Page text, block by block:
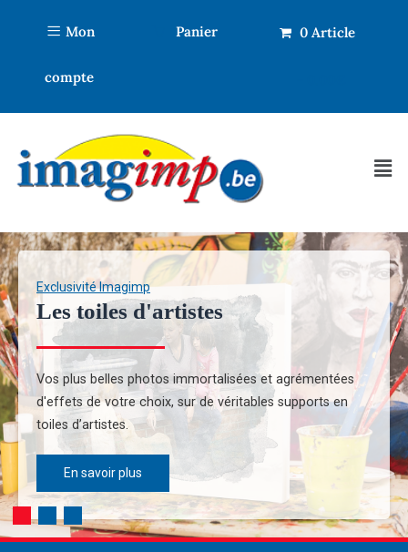
Mon
compte
Panier 0 Article
Exclusivité Imagimp
Les toiles d'artistes
Vos plus belles photos immortalisées et agrémentées
d'effets de votre choix, sur de véritables supports en
toiles d’artistes.
En savoir plus